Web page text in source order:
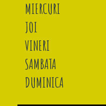
MIERCURI
JOI
VINERI
SAMBATA
DUMINICA